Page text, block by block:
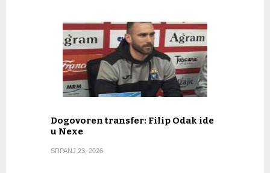
Dogovoren transfer: Filip Odak ide
u Nexe
SRPANJ 23, 2026